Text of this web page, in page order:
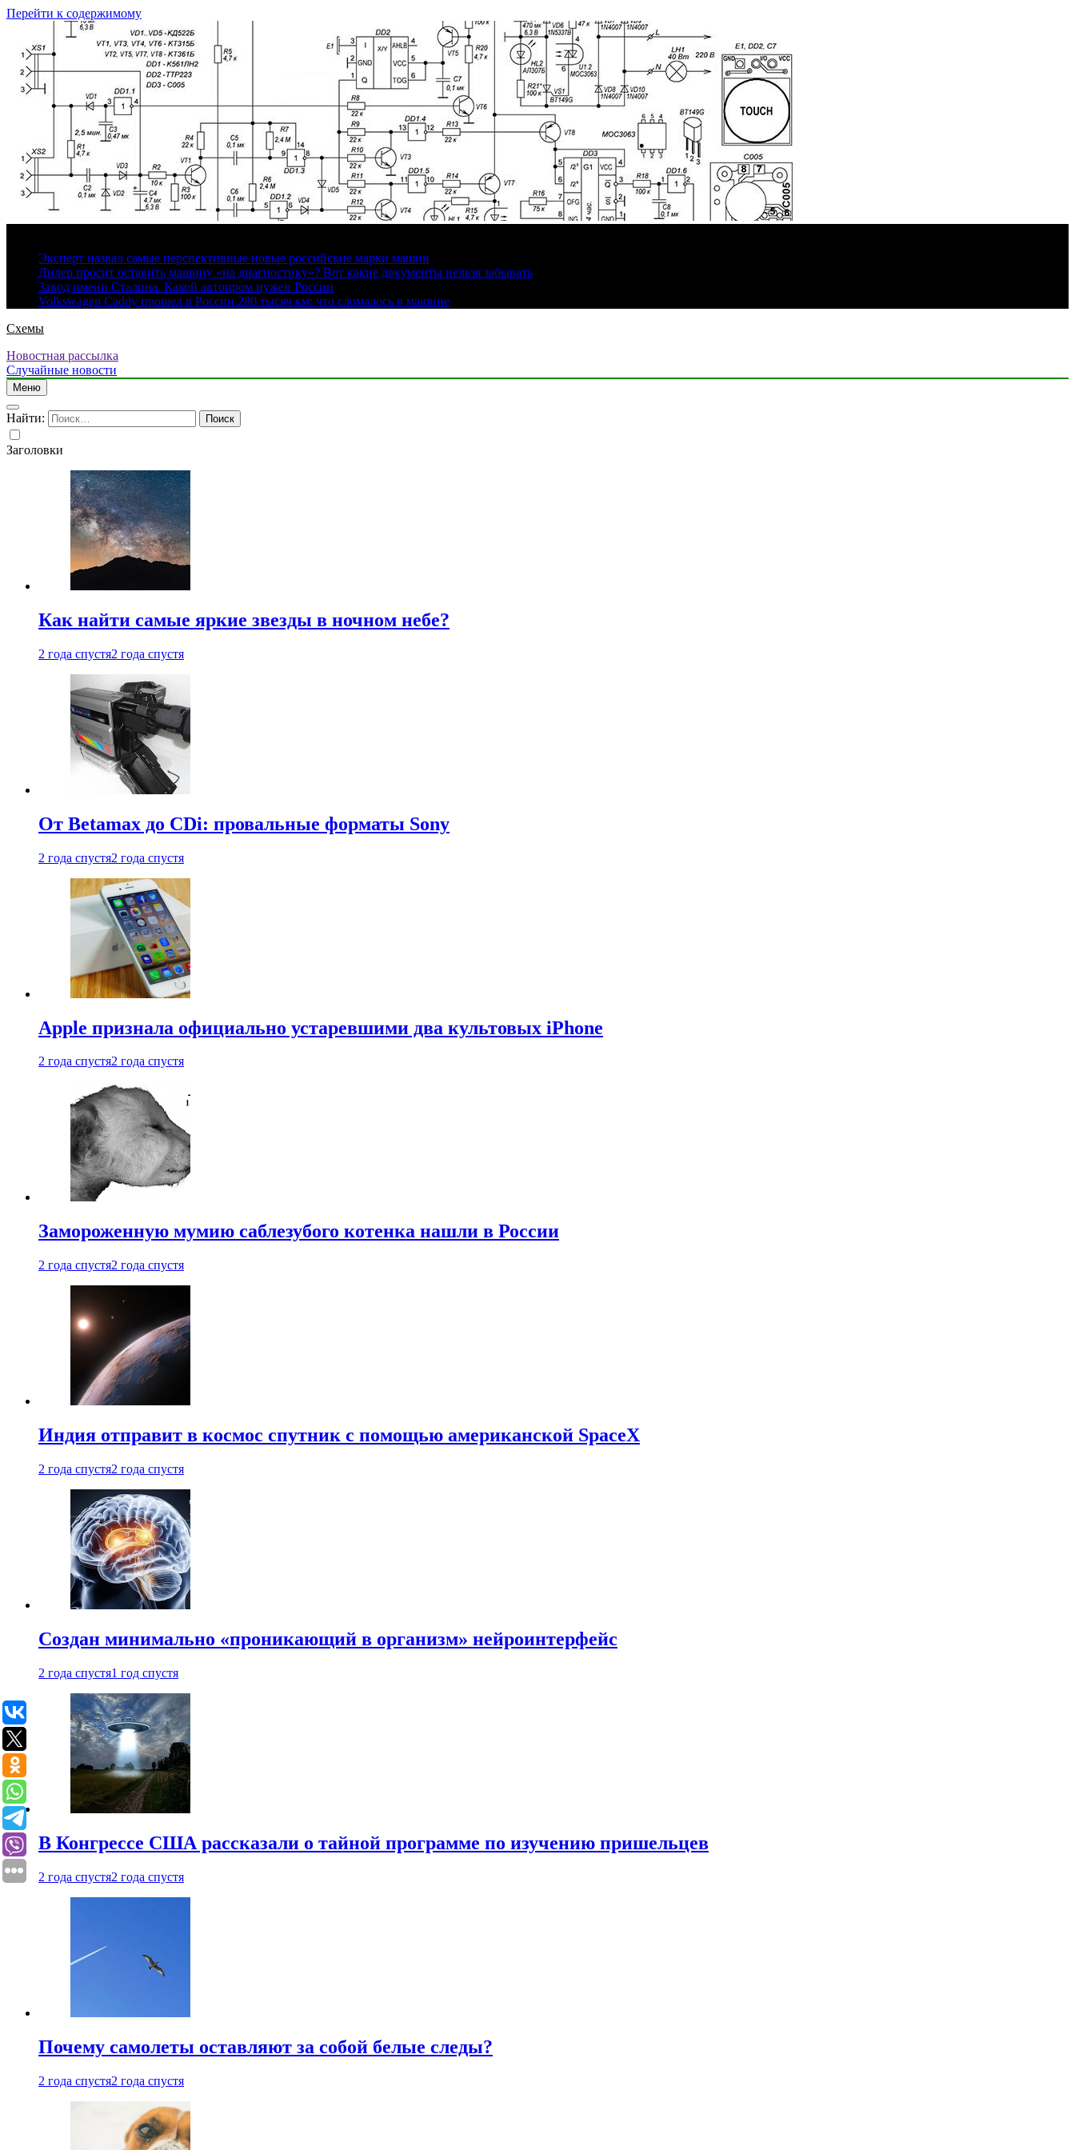
Перейти к содержимому
Эксперт назвал самые перспективные новые российские марки машин
Дилер просит оставить машину «на диагностику»? Вот какие документы нельзя забывать
Завод имени Сталина. Какой автопром нужен России
Volkswagen Caddy прошел в России 280 тысяч км: что сломалось в машине
Схемы
Новостная рассылка
Случайные новости
Меню
Найти:
Заголовки
Как найти самые яркие звезды в ночном небе?
2 года спустя2 года спустя
От Betamax до CDi: провальные форматы Sony
2 года спустя2 года спустя
Apple признала официально устаревшими два культовых iPhone
2 года спустя2 года спустя
Замороженную мумию саблезубого котенка нашли в России
2 года спустя2 года спустя
Индия отправит в космос спутник с помощью американской SpaceX
2 года спустя2 года спустя
Создан минимально «проникающий в организм» нейроинтерфейс
2 года спустя1 год спустя
В Конгрессе США рассказали о тайной программе по изучению пришельцев
2 года спустя2 года спустя
Почему самолеты оставляют за собой белые следы?
2 года спустя2 года спустя